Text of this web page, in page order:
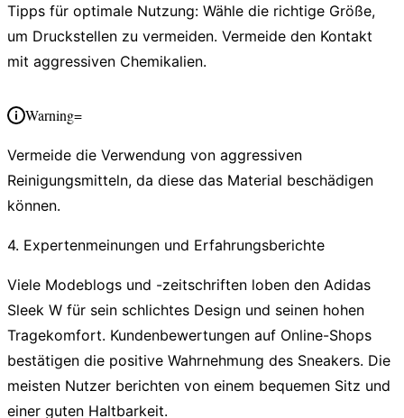
Tipps für optimale Nutzung: Wähle die richtige Größe,
um Druckstellen zu vermeiden. Vermeide den Kontakt
mit aggressiven Chemikalien.
Warning=
Vermeide die Verwendung von aggressiven
Reinigungsmitteln, da diese das Material beschädigen
können.
4. Expertenmeinungen und Erfahrungsberichte
Viele Modeblogs und -zeitschriften loben den Adidas
Sleek W für sein schlichtes Design und seinen hohen
Tragekomfort. Kundenbewertungen auf Online-Shops
bestätigen die positive Wahrnehmung des Sneakers. Die
meisten Nutzer berichten von einem bequemen Sitz und
einer guten Haltbarkeit.